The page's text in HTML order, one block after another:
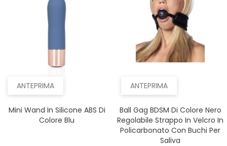
ANTEPRIMA
Mini Wand In Silicone ABS Di
Colore Blu
ANTEPRIMA
Ball Gag BDSM Di Colore Nero
Regolabile Strappo In Velcro In
Policarbonato Con Buchi Per
Saliva